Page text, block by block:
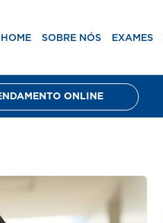
HOME SOBRE NÓS EXAMES
ONLINE